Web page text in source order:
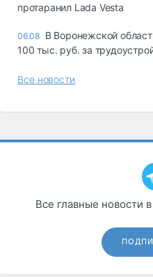
протаранил Lada Vesta
06.08 В Воронежской
100 тыс. руб. за
Все новости
Все главные новости